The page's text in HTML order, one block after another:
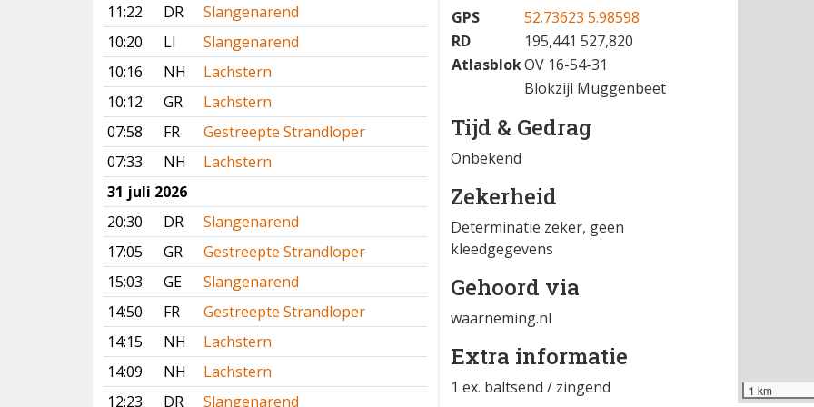
11:22 DR
Slangenarend
10:20
LI
Slangenarend
10:16
NH
Lachstern
10:12
GR
Lachstern
07:58
FR
Gestreepte Strandloper
07:33
NH
Lachstern
31 juli 2026
20:30
DR
Slangenarend
17:05
GR
Gestreepte Strandloper
15:03
GE
Slangenarend
14:50
FR
Gestreepte Strandloper
14:15
NH
Lachstern
14:09
NH
Lachstern
12:23
DR Slangenarend
GPS
52.73623 5.98598
RD
195,441 527,820
AtlasblokOV 16-54-31
Blokzijl Muggenbeet
Tijd & Gedrag
Onbekend
Zekerheid
Determinatie zeker, geen
kleedgegevens
Gehoord via
waarneming.nl
Extra informatie
1 ex. baltsend / zingend 1 km